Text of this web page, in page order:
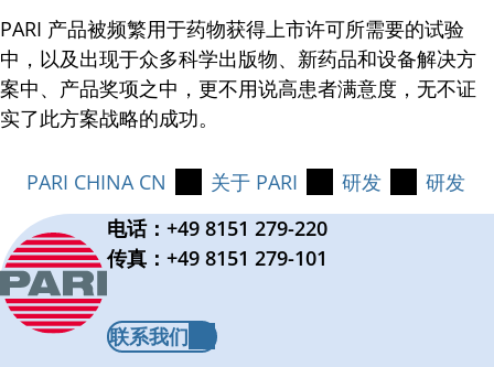
PARI 产品被频繁用于药物获得上市许可所需要的试验
中，以及出现于众多科学出版物、新药品和设备解决方
案中、产品奖项之中，更不用说高患者满意度，无不证
实了此方案战略的成功。
PARI CHINA CN 关于 PARI 研发
研发
电话：+49 8151 279-220
传真：+49 8151 279-101
联系我们